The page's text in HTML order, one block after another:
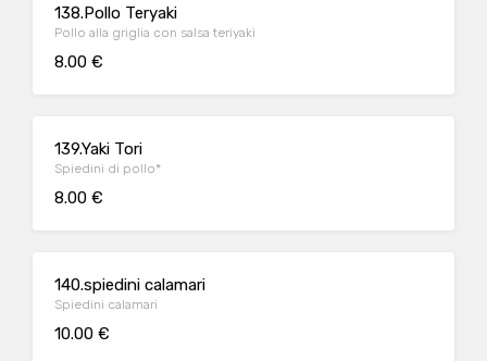
138.Pollo Teryaki
Pollo alla griglia con salsa teriyaki
8.00 €
139.Yaki Tori
Spiedini di pollo*
8.00 €
140.spiedini calamari
Spiedini calamari
10.00 €